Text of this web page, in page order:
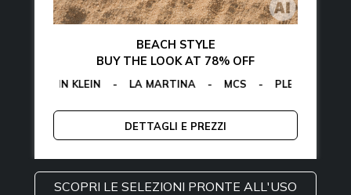
EGON VON FURSTENBERG - GUESS - TOMMY
BEACH STYLE
BUY THE LOOK AT 78% OFF
KLEIN - LA MARTINA - MCS - PLEIN SPORT
DETTAGLI E PREZZI
SCOPRI LE SELEZIONI PRONTE ALL'USO